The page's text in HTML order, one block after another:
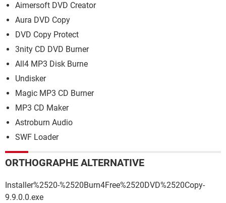
Aimersoft DVD Creator
Aura DVD Copy
DVD Copy Protect
3nity CD DVD Burner
All4 MP3 Disk Burne
Undisker
Magic MP3 CD Burner
MP3 CD Maker
Astroburn Audio
SWF Loader
ORTHOGRAPHE ALTERNATIVE
Installer%2520-%2520Burn4Free%2520DVD%2520Copy-
9.9.0.0.exe